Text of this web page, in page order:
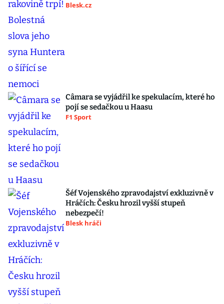
Blesk.cz
Câmara se vyjádřil ke spekulacím, které ho
pojí se sedačkou u Haasu
F1 Sport
Šéf Vojenského zpravodajství exkluzivně v
Hráčích: Česku hrozil vyšší stupeň
nebezpečí!
Blesk hráči